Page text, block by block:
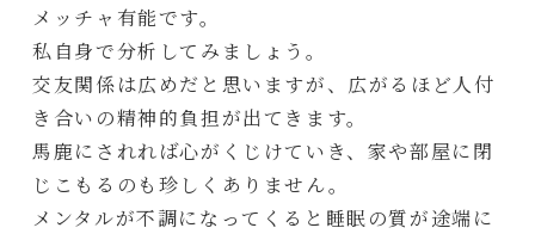
メッチャ有能です。
私自身で分析してみましょう。
交友関係は広めだと思いますが、広がるほど人付
き合いの精神的負担が出てきます。
馬鹿にされれば心がくじけていき、家や部屋に閉
じこもるのも珍しくありません。
メンタルが不調になってくると睡眠の質が途端に